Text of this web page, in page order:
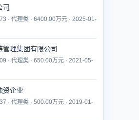
司
· 代理类 · 6400.00万元 · 2025-01-
管理集团有限公司
· 代理类 · 650.00万元 · 2021-05-
资企业
· 代理类 · 500.00万元 · 2019-01-